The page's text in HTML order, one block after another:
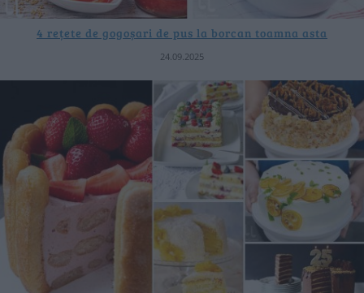
4 rețete de gogoșari de pus la borcan toamna asta
24.09.2025